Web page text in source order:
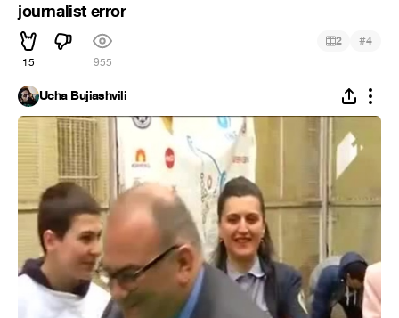
journalist error
15 955
2 #4
Ucha Bujiashvili